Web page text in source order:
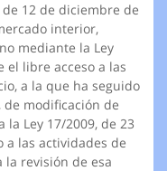
12 de diciembre de
interior,
mediante la Ley
el libre acceso a las
a la que ha seguido
de modificación de
Ley 17/2009, de 23
a las actividades de
la revisión de esa